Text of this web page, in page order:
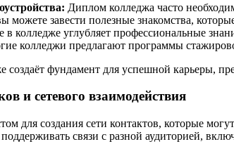
Диплом колледжа часто
можете завести полезные знакомства,
в колледже углубляет профессиональные
колледжи предлагают программы
создаёт фундамент для успешной карьеры,
и сетевого взаимодействия
для создания сети контактов, которые
связи с разной аудиторией,